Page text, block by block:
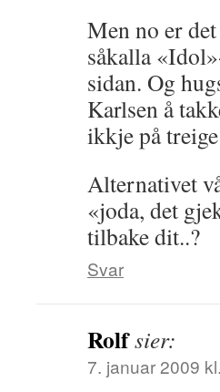
Men no er
såkalla
sidan. Og
Karlsen å
ikkje på
Alternativet
«joda, det
tilbake dit..?
Svar
Rolfsier:
7. januar 2009